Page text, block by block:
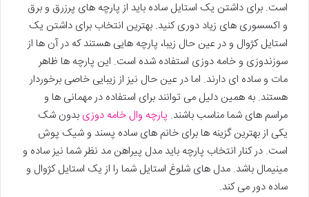
است. برای داشتن یک استایل ساده باید از پارچه های پرزرق و برق
و اکسسوری های زیاد دوری کنید. بهترین انتخاب برای داشتن یک
استایل کژوال و در عین حال زیبا، پارچه هایی هستند که در آن ها از
سوزندوزی و خامه دوزی استفاده شده است. این پارچه ها ظاهر
مات و ساده ای دارند. اما در عین حال نیز از زیبایی خاصی برخوردار
هستند. به همین دلیل می توانند برای استفاده در مهمانی ها و
مراسم های شما مناسب باشند. پارچه وال خامه دوزی بدون شک
یکی از بهترین گزینه ها برای خانم های ساده پسند و شیک پوش
است. در کنار انتخاب پارچه باید مدل پیراهن مد نظر شما نیز ساده و
مینیمال باشد. مدل های شلوغ استایل شما را از یک استایل کژوال و
ساده دور می کند.